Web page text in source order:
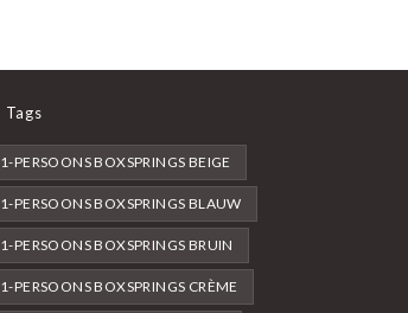
Tags
1-PERSOONS BOXSPRINGS BEIGE
1-PERSOONS BOXSPRINGS BLAUW
1-PERSOONS BOXSPRINGS BRUIN
1-PERSOONS BOXSPRINGS CRÈME